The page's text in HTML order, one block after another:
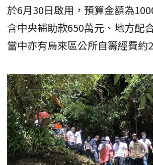
於6月30日啟用，預算金額為
含中央補助款650萬元、地方配
當中亦有烏來區公所自籌經費約